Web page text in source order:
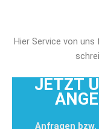
Hier Service von uns
JETZT
Anfragen